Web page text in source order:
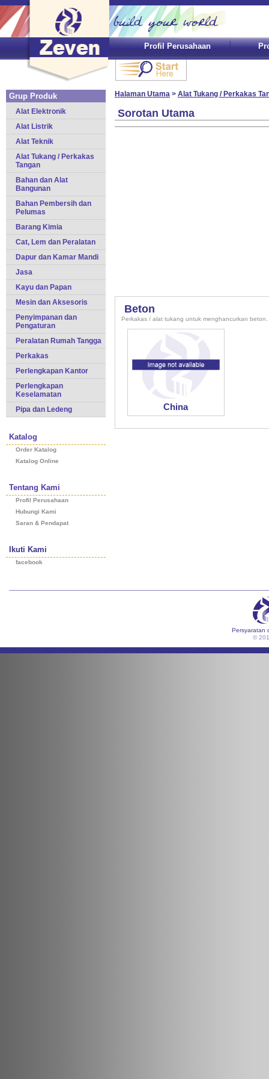
Profil Perusahaan
Grup Produk
Alat Elektronik
Alat Listrik
Alat Teknik
Alat Tukang / Perkakas
Tangan
Bahan dan Alat
Bangunan
Bahan Pembersih dan
Pelumas
Barang Kimia
Cat, Lem dan Peralatan
Dapur dan Kamar Mandi
Jasa
Kayu dan Papan
Mesin dan Aksesoris
Penyimpanan dan
Pengaturan
Peralatan Rumah Tangga
Perkakas
Perlengkapan Kantor
Perlengkapan
Keselamatan
Pipa dan Ledeng
Katalog
Order Katalog
Katalog Online
Tentang Kami
Profil Perusahaan
Hubungi Kami
Saran & Pendapat
Ikuti Kami
facebook
Halaman Utama > Alat Tukang / Perkakas
Sorotan Utama
Beton
Perkakas / alat tukang untuk menghancurkan beton.
China
Persyaratan
©